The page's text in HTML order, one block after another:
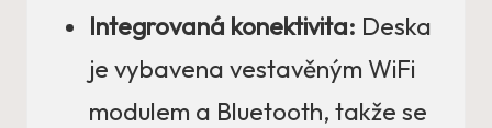
Integrovaná konektivita: Deska
je vybavena vestavěným WiFi
modulem a Bluetooth, takže se